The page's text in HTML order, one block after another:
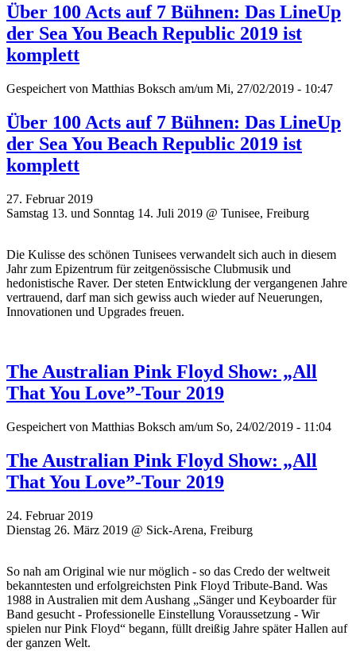
Über 100 Acts auf 7 Bühnen: Das LineUp
der Sea You Beach Republic 2019 ist
komplett
Gespeichert von Matthias Boksch am/um Mi, 27/02/2019 - 10:47
Über 100 Acts auf 7 Bühnen: Das LineUp
der Sea You Beach Republic 2019 ist
komplett
27. Februar 2019
Samstag 13. und Sonntag 14. Juli 2019 @ Tunisee, Freiburg
Die Kulisse des schönen Tunisees verwandelt sich auch in diesem
Jahr zum Epizentrum für zeitgenössische Clubmusik und
hedonistische Raver. Der steten Entwicklung der vergangenen Jahre
vertrauend, darf man sich gewiss auch wieder auf Neuerungen,
Innovationen und Upgrades freuen.
The Australian Pink Floyd Show: „All
That You Love”-Tour 2019
Gespeichert von Matthias Boksch am/um So, 24/02/2019 - 11:04
The Australian Pink Floyd Show: „All
That You Love”-Tour 2019
24. Februar 2019
Dienstag 26. März 2019 @ Sick-Arena, Freiburg
So nah am Original wie nur möglich - so das Credo der weltweit
bekanntesten und erfolgreichsten Pink Floyd Tribute-Band. Was
1988 in Australien mit dem Aushang „Sänger und Keyboarder für
Band gesucht - Professionelle Einstellung Voraussetzung - Wir
spielen nur Pink Floyd“ begann, füllt dreißig Jahre später Hallen auf
der ganzen Welt.